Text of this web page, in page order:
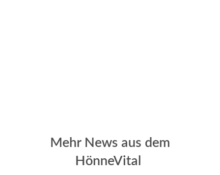
Mehr News aus dem
HönneVital